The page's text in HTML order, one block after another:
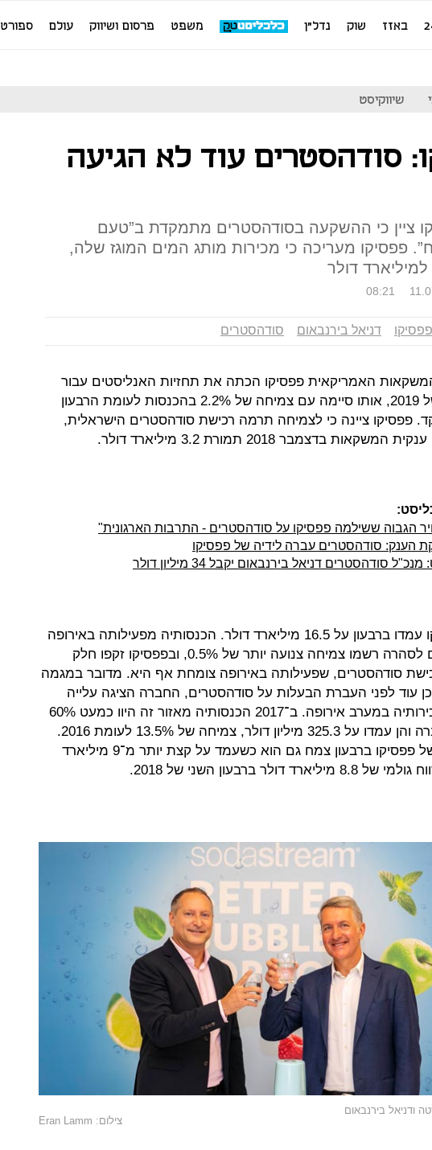
באזז שוק נדל"ן משפט פרסום ושיווק עולם ספורט
שיווקיסט
סודהסטרים עוד לא הגיעה
ציין כי ההשקעה בסודהסטרים מתמקדת ב”טעם
פפסיקו מעריכה כי מכירות מותג המים המוגז שלה,
למיליארד דולר
08:21
פפסיקו דניאל בירנבאום סודהסטרים
האמריקאית פפסיקו הכתה את תחזיות האנליסטים עבור
הרבעון השני של 2019, אותו סיימה עם צמיחה של 2.2% בהכנסות לעומת הרבעון
פפסיקו ציינה כי לצמיחה תרמה רכישת סודהסטרים הישראלית,
בדצמבר 2018 תמורת 3.2 מיליארד דולר.
הגבוה ששילמה פפסיקו על סודהסטרים - התרבות הארגונית"
הענק: סודהסטרים עברה לידיה של פפסיקו
סודהסטרים דניאל בירנבאום יקבל 34 מיליון דולר
הכנסות פפסיקו עמדו ברבעון על 16.5 מיליארד דולר. הכנסותיה מפעילותה באירופה
ובאזור שמדרום לסהרה רשמו צמיחה צנועה יותר של 0.5%, ובפפסיקו זקפו חלק
סודהסטרים, שפעילותה באירופה צומחת אף היא. מדובר במגמה
עוד לפני העברת הבעלות על סודהסטרים, החברה הציגה עלייה
מתמשכת במכירותיה במערב אירופה. ב־2017 הכנסותיה מאזור זה היוו כמעט 60%
מהכנסות החברה והן עמדו על 325.3 מיליון דולר, צמיחה של 13.5% לעומת 2016.
הרווח הגולמי של פפסיקו ברבעון צמח גם הוא כשעמד על קצת יותר מ־9 מיליארד
דולר ברבעון השני של 2018.
ודניאל בירנבאום
צילום: Eran Lamm